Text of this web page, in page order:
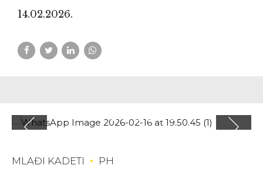
14.02.2026.
MLAĐI KADETI PH